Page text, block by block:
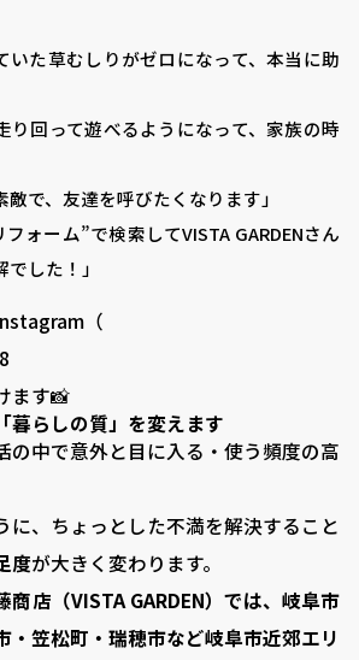
080-171
島郡笠松町中川町22
いた草むしりがゼロになって、本当に助
り回って遊べるようになって、家族の時
敵で、友達を呼びたくなります」
フォーム”で検索してVISTA GARDENさん
した！」
（
ます📸
暮らしの質」を変えます
の中で意外と目に入る・使う頻度の高
に、ちょっとした不満を解決すること
度が大きく変わります。
商店（VISTA GARDEN）では、岐阜市
・笠松町・瑞穂市など岐阜市近郊エリ